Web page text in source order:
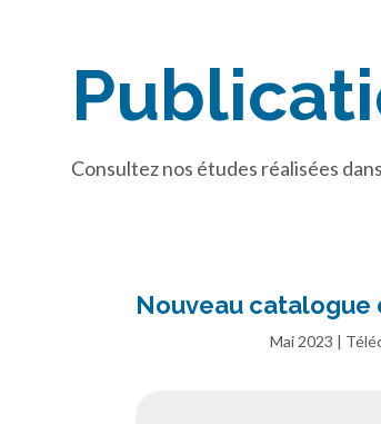
Consultez nos études réalisées
Nouveau catalogue
Mai 2023 |